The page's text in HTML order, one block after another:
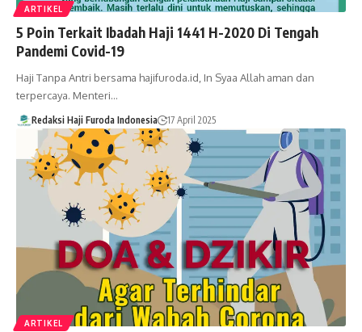
ARTIKEL
5 Poin Terkait Ibadah Haji 1441 H-2020 Di Tengah
Pandemi Covid-19
Haji Tanpa Antri bersama hajifuroda.id, In Syaa Allah aman dan
terpercaya. Menteri…
Redaksi Haji Furoda Indonesia 17 April 2025
ARTIKEL